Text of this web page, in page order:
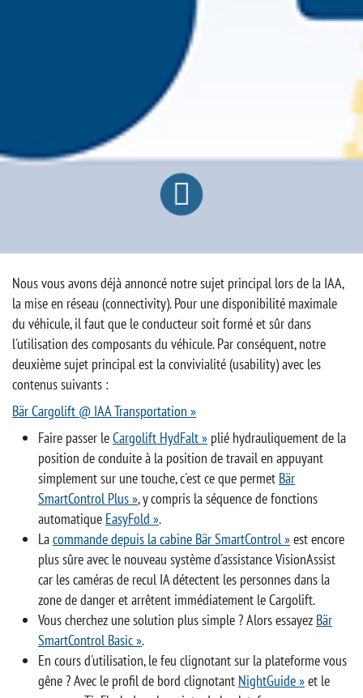
Nous vous avons déjà annoncé notre sujet principal lors de la IAA,
la mise en réseau (connectivity). Pour une disponibilité maximale
du véhicule, il faut que le conducteur soit formé et sûr dans
l'utilisation des composants du véhicule. Par conséquent, notre
deuxième sujet principal est la convivialité (usability) avec les
contenus suivants :
Bär Cargolift @ IAA Transportation »
Faire passer leCargolift HydFalt » plié hydrauliquement de la
position de conduite à la position de travail en appuyant
simplement sur une touche, c'est ce que permet Bär
SmartControl Plus », y compris la séquence de fonctions
automatique EasyFold ».
Lacommande depuis la cabine Bär SmartControl »est encore
plus sûre avec le nouveau système d'assistance VisionAssist
car les caméras de recul IA détectent les personnes dans la
zone de danger et arrêtent immédiatement le Cargolift.
Vous cherchez une solution plus simple ? Alors essayez Bär
SmartControl Basic ».
En cours d'utilisation, le feu clignotant sur la plateforme vous
gêne ? Avec le profil de bord clignotant NightGuide »et le